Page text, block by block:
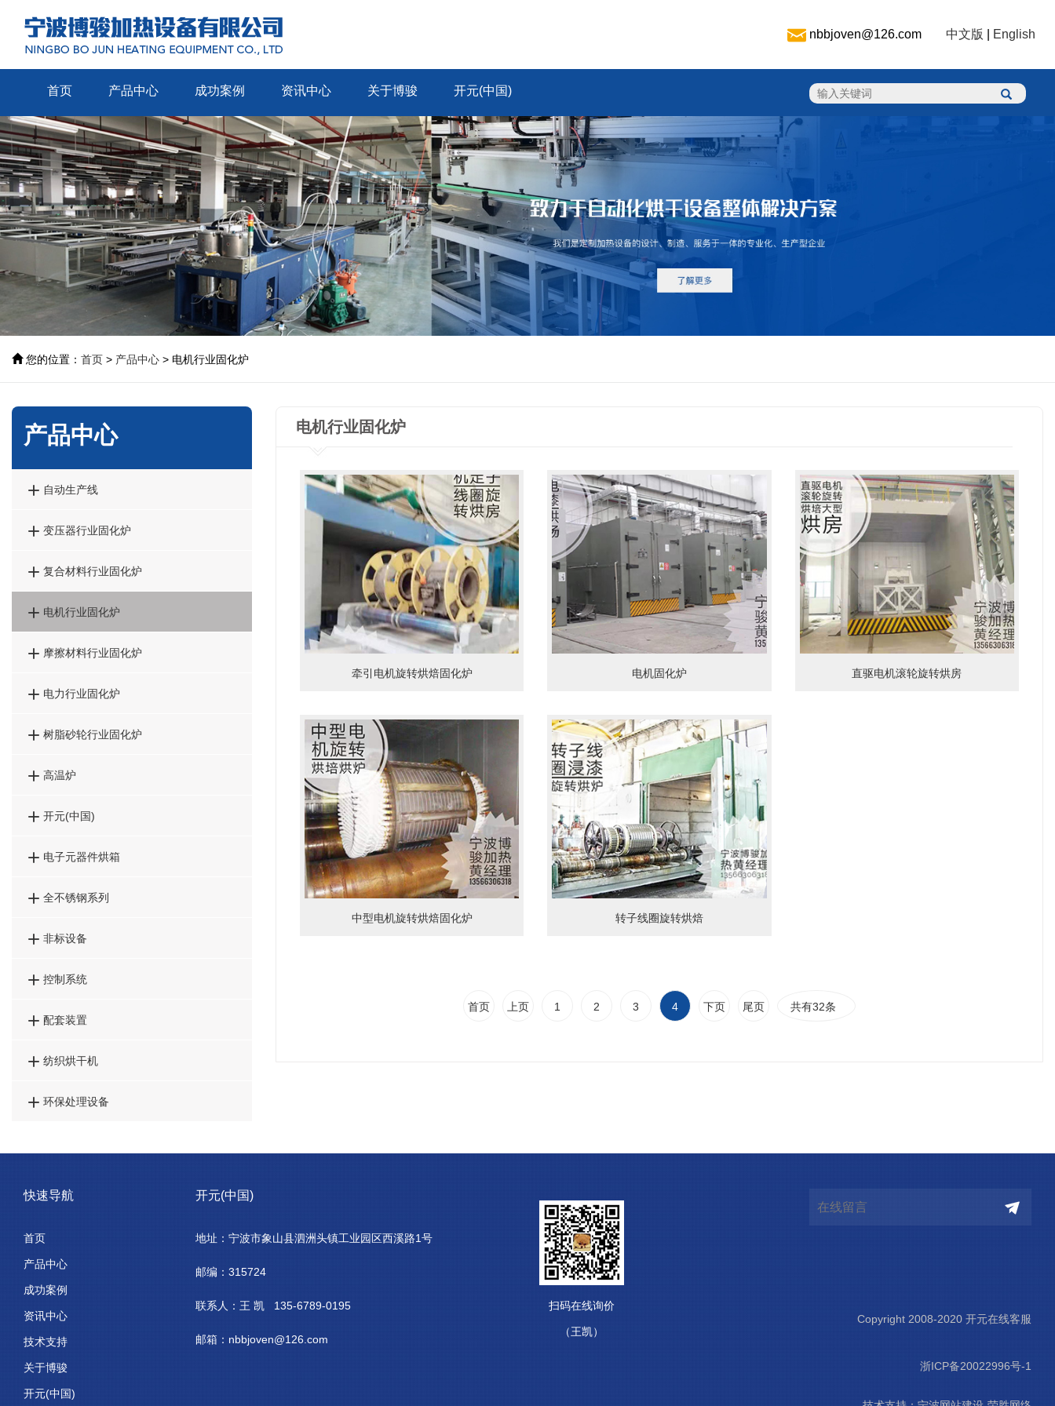
nbbjoven@126.com 中文版 English
首页 产品中心 成功案例 资讯中心 关于博骏 开元(中国)
您的位置： 首页 > 产品中心 > 电机行业固化炉
产品中心
 自动生产线
 变压器行业固化炉
 复合材料行业固化炉
 电机行业固化炉
 摩擦材料行业固化炉
 电力行业固化炉
 树脂砂轮行业固化炉
 高温炉
 开元(中国)
 电子元器件烘箱
 全不锈钢系列
 非标设备
 控制系统
 配套装置
 纺织烘干机
 环保处理设备
电机行业固化炉
牵引电机旋转烘焙固化炉 电机固化炉 直驱电机滚轮旋转烘房
中型电机旋转烘焙固化炉 转子线圈旋转烘焙
首页 上页 1 2 3 4 下页 尾页 共有32条
快速导航
首页
产品中心
成功案例
资讯中心
技术支持
关于博骏
开元(中国)
开元(中国)
地址：宁波市象山县泗洲头镇工业园区西溪路1号
邮编：315724
联系人：王 凯 135-6789-0195
邮箱：nbbjoven@126.com
扫码在线询价
（王凯）
Copyright 2008-2020 开元在线客服
浙ICP备20022996号-1